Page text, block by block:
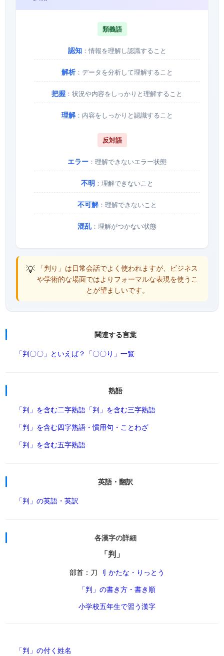
類義語
認知：情報を理解し認識すること
解析：データを分析して理解すること
把握 ：状況や内容をしっかりと理解すること
理解：内容をしっかりと認識すること
反対語
エラー ：理解できないエラー状態
不明 ：理解できないこと
不可解：理解できないこと
混乱 ：理解がつかない状態
💡 「判り」は日常会話でよく使われますが、ビジネス
や学術的な場面ではよりフォーマルな表現を使うこ
とが望ましいです。
関連する言葉
「判〇〇」といえば？ 「〇〇り」一覧
熟語
「判」を含む二字熟語 「判」を含む三字熟語
「判」を含む四字熟語・慣用句・ことわざ
「判」を含む五字熟語
英語・翻訳
「判」の英語・英訳
各漢字の詳細
「判」
部首：刀 刂 かたな・りっとう
「判」の書き方・書き順
小学校五年生で習う漢字
「判」の付く姓名